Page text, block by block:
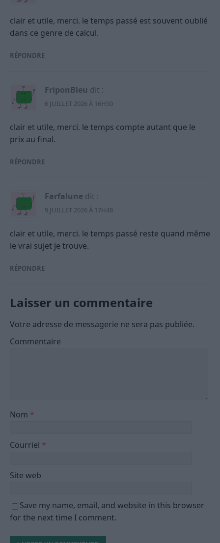
clair et utile, merci. le temps passé est souvent oublié
dans ce genre de calcul.
RÉPONDRE
FriponBleu dit :
6 JUILLET 2026 À 16H50
clair et utile, merci. le temps compte autant que le
prix au final.
RÉPONDRE
Farfalune dit :
9 JUILLET 2026 À 17H48
clair et utile, merci. le temps passé reste quand même
le vrai sujet je trouve.
RÉPONDRE
Laisser un commentaire
Votre adresse de messagerie ne sera pas publiée.
Commentaire
Nom *
Courriel *
Site web
Save my name, email, and website in this browser
for the next time I comment.